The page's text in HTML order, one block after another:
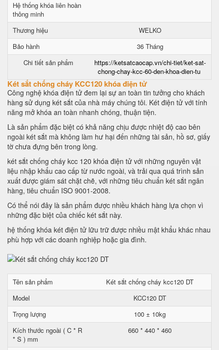
Hệ thống khóa liên hoàn
thông minh
Thương hiệu
WELKO
Bảo hành
36 Tháng
Chi tiết sản phẩm
https://ketsatcaocap.vn/chi-tiet/ket-sat-
chong-chay-kcc-60-den-khoa-dien-tu
Két sắt chống cháy KCC120 khóa điện tử
Công nghệ khóa điện tử đem lại sự an toàn tin tưởng cho khách
hàng sử dụng két sắt của nhà máy chúng tôi. Két điện tử với tính
năng mở khóa an toàn nhanh chóng, thuận tiện.
Là sản phẩm đặc biệt có khả năng chịu được nhiệt độ cao bên
ngoài két sắt mà không làm hư hại đến những tài sản, hồ sơ, giấy
tờ chưa đựng bên trong lòng.
két sắt chống cháy kcc 120 khóa điện tử với những nguyên vật
liệu nhập khẩu cao cấp từ nước ngoài, và trải qua quá trình sản
xuất được giám sát chặt chẽ, với những tiêu chuẩn két sắt ngân
hàng, tiêu chuẩn ISO 9001-2008.
Có thể nói đây là sản phẩm được nhiều khách hàng lựa chọn vì
những đặc biệt của chiếc két sắt này.
hệ thống khóa két điện tử lữu trữ được nhiều mật khẩu khác nhau
phù hợp với các doanh nghiệp hoặc gia đình.
Tên sản phẩm
Két sắt chống cháy kcc120 DT
Model
KCC120 DT
Trọng lượng
100 ± 10kg
Kích thước ngoài ( C * R
* S ) mm
660 * 440 * 460